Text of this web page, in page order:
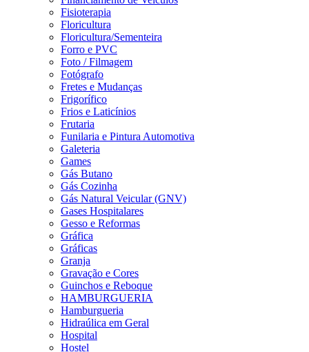
Fisioterapia
Floricultura
Floricultura/Sementeira
Forro e PVC
Foto / Filmagem
Fotógrafo
Fretes e Mudanças
Frigorífico
Frios e Laticínios
Frutaria
Funilaria e Pintura Automotiva
Galeteria
Games
Gás Butano
Gás Cozinha
Gás Natural Veicular (GNV)
Gases Hospitalares
Gesso e Reformas
Gráfica
Gráficas
Granja
Gravação e Cores
Guinchos e Reboque
HAMBURGUERIA
Hamburgueria
Hidraúlica em Geral
Hospital
Hostel